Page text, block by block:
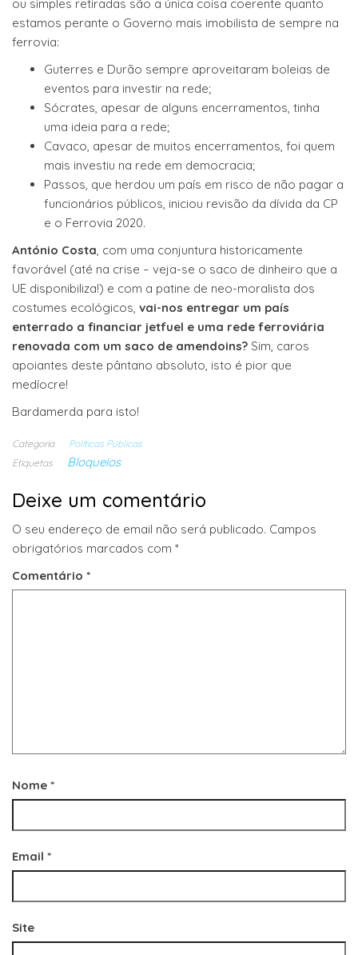
ou simples retiradas são a única coisa coerente quanto
estamos perante o Governo mais imobilista de sempre na
ferrovia:
Guterres e Durão sempre aproveitaram boleias de
eventos para investir na rede;
Sócrates, apesar de alguns encerramentos, tinha
uma ideia para a rede;
Cavaco, apesar de muitos encerramentos, foi quem
mais investiu na rede em democracia;
Passos, que herdou um país em risco de não pagar a
funcionários públicos, iniciou revisão da dívida da CP
e o Ferrovia 2020.
António Costa , com uma conjuntura historicamente
favorável (até na crise – veja-se o saco de dinheiro que a
UE disponibiliza!) e com a patine de neo-moralista dos
costumes ecológicos, vai-nos entregar um país
enterrado a financiar jetfuel e uma rede ferroviária
renovada com um saco de amendoins? Sim, caros
apoiantes deste pântano absoluto, isto é pior que
medíocre!
Bardamerda para isto!
Categoria
Políticas Públicas
Etiquetas
Bloqueios
Deixe um comentário
O seu endereço de email não será publicado. Campos
obrigatórios marcados com *
Comentário *
Nome *
Email *
Site